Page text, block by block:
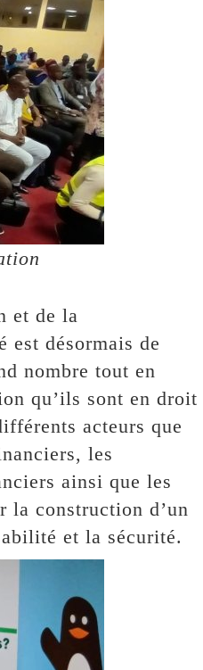
et de la
est désormais de
nombre tout en
qu’ils sont en droit
acteurs que
les
ainsi que les
la construction d’un
et la sécurité.